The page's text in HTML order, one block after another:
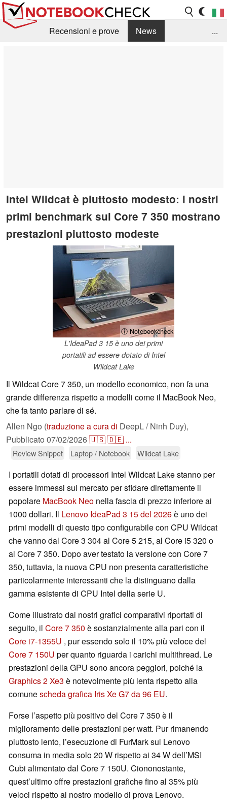
Recensioni e prove
News
...
Intel Wildcat è piuttosto modesto: i nostri
primi benchmark sul Core 7 350 mostrano
prestazioni piuttosto modeste
ⓘ Notebookcheck
L'IdeaPad 3 15 è uno dei primi
portatili ad essere dotato di Intel
Wildcat Lake
Il Wildcat Core 7 350, un modello economico, non fa una
grande differenza rispetto a modelli come il MacBook Neo,
che fa tanto parlare di sé.
Allen Ngo (traduzione a cura di DeepL / Ninh Duy),
Pubblicato 07/02/2026🇺🇸🇩🇪 ...
Review Snippet Laptop / Notebook Wildcat Lake
I portatili dotati di processori Intel Wildcat Lake stanno per
essere immessi sul mercato per sfidare direttamente il
popolare MacBook Neo nella fascia di prezzo inferiore ai
1000 dollari. Il Lenovo IdeaPad 3 15 del 2026è uno dei
primi modelli di questo tipo configurabile con CPU Wildcat
che vanno dal Core 3 304 al Core 5 215, al Core i5 320 o
al Core 7 350. Dopo aver testato la versione con Core 7
350, tuttavia, la nuova CPU non presenta caratteristiche
particolarmente interessanti che la distinguano dalla
gamma esistente di CPU Intel della serie U.
Come illustrato dai nostri grafici comparativi riportati di
seguito, il Core 7 350 è sostanzialmente alla pari con il
Core i7-1355U , pur essendo solo il 10% più veloce del
Core 7 150U per quanto riguarda i carichi multithread. Le
prestazioni della GPU sono ancora peggiori, poiché la
Graphics 2 Xe3 è notevolmente più lenta rispetto alla
comunescheda grafica Iris Xe G7 da 96 EU.
Forse l’aspetto più positivo del Core 7 350 è il
miglioramento delle prestazioni per watt. Pur rimanendo
piuttosto lento, l’esecuzione di FurMark sul Lenovo
consuma in media solo 20 W rispetto ai 34 W dell’MSI
Cubi alimentato dal Core 7 150U. Ciononostante,
quest’ultimo offre prestazioni grafiche fino al 35% più
veloci rispetto al nostro modello di prova Lenovo.